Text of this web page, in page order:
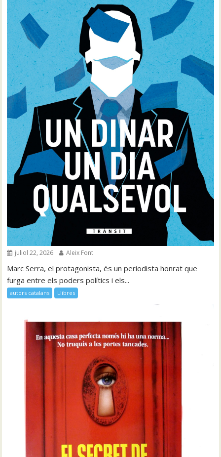
juliol 22, 2026 Aleix Font
Marc Serra, el protagonista, és un periodista honrat que
furga entre els poders polítics i els...
autors catalans Llibres